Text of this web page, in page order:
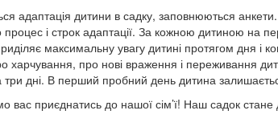
адаптація дитини в садку, заповнюються
і строк адаптації. За кожною дитиною на
максимальну увагу дитині протягом дня і
харчування, про нові враження і переживання
три дні. В перший пробний день дитина
вас приєднатись до нашої сім’ї! Наш садок